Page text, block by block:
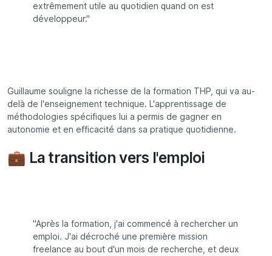
extrêmement utile au quotidien quand on est
développeur."
Guillaume souligne la richesse de la formation THP, qui va au-
delà de l'enseignement technique. L'apprentissage de
méthodologies spécifiques lui a permis de gagner en
autonomie et en efficacité dans sa pratique quotidienne.
💼 La transition vers l'emploi
"Après la formation, j'ai commencé à rechercher un
emploi. J'ai décroché une première mission
freelance au bout d'un mois de recherche, et deux